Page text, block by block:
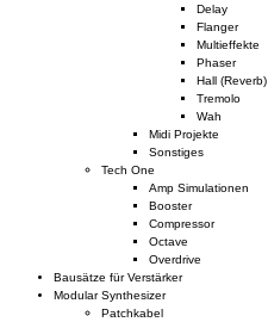
Delay
Flanger
Multieffekte
Phaser
Hall (Reverb)
Tremolo
Wah
Midi Projekte
Sonstiges
Tech One
Amp Simulationen
Booster
Compressor
Octave
Overdrive
Bausätze für Verstärker
Modular Synthesizer
Patchkabel